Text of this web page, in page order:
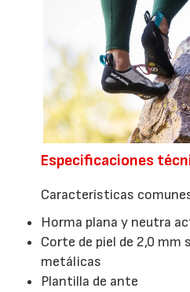
Especificaciones
Características
Horma plana y neutra
Corte de piel de 2,0 mm
metálicas
Plantilla de ante